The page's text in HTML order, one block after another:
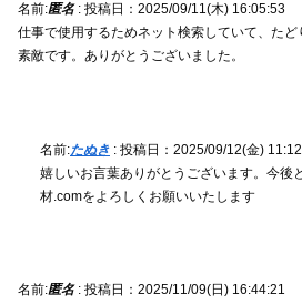
名前:匿名: 投稿日：2025/09/11(木) 16:05:53
仕事で使用するためネット検索していて、た
素敵です。ありがとうございました。
名前:たぬき : 投稿日：2025/09/12(金)
嬉しいお言葉ありがとうございます。今後
材.comをよろしくお願いいたします
名前:匿名: 投稿日：2025/11/09(日) 16:44:21